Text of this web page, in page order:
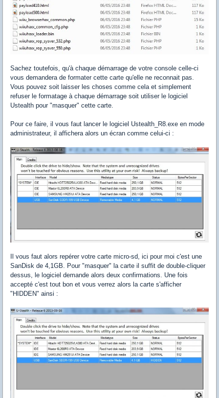
Sachez toutefois, qu'à chaque démarrage de votre console celle-ci
vous demandera de formater cette carte qu'elle ne reconnait pas.
Vous pouvez soit laisser les choses comme cela et simplement
refuser le formatage à chaque démarrage soit utiliser le logiciel
Ustealth pour "masquer" cette carte.
Pour ce faire, il vous faut lancer le logiciel Ustealth_R8.exe en mode
administrateur, il affichera alors un écran comme celui-ci :
Il vous faut alors repérer votre carte micro-sd, ici pour moi c'est une
SanDisk de 4,1GB. Pour "masquer" la carte il suffit de double-cliquer
dessus, le logiciel demande alors deux confirmations. Une fois
accepté c'est tout bon et vous verrez alors la carte s'afficher
"HIDDEN" ainsi :